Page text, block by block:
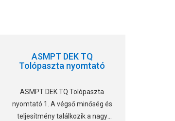
ASMPT DEK TQ
Tolópaszta nyomtató
ASMPT DEK TQ Tolópaszta
nyomtató 1. A végső minőség és
teljesítmény találkozik a nagy